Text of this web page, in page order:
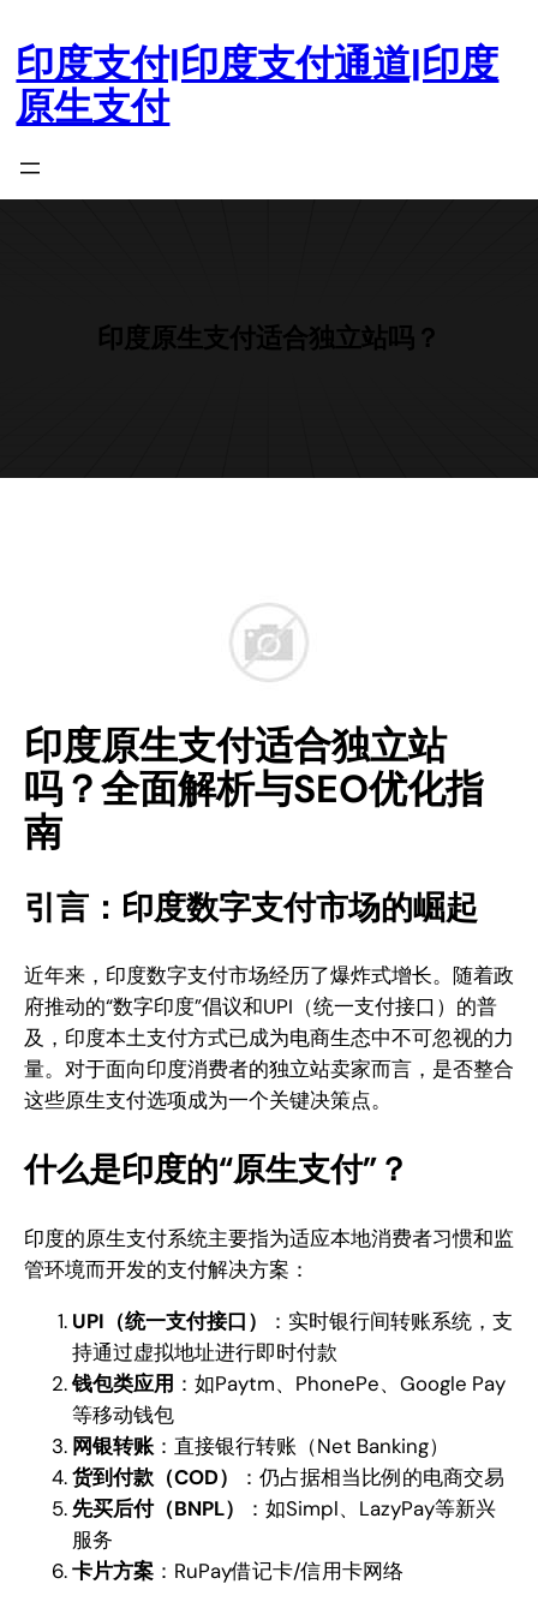
至
内印度支付|印度支付通道|印度
原生支付
印度原生支付适合独立站吗？
印度原生支付适合独立站
吗？全面解析与SEO优化指
南
引言：印度数字支付市场的崛起
近年来，印度数字支付市场经历了爆炸式增长。随着政
府推动的“数字印度”倡议和UPI（统一支付接口）的普
及，印度本土支付方式已成为电商生态中不可忽视的力
量。对于面向印度消费者的独立站卖家而言，是否整合
这些原生支付选项成为一个关键决策点。
什么是印度的“原生支付”？
印度的原生支付系统主要指为适应本地消费者习惯和监
管环境而开发的支付解决方案：
UPI（统一支付接口）
：实时银行间转账系统，支
持通过虚拟地址进行即时付款
钱包类应用 ：如Paytm、PhonePe、Google Pay
等移动钱包
网银转账 ：直接银行转账（Net Banking）
货到付款（COD）
：仍占据相当比例的电商交易
先买后付（BNPL）
：如Simpl、LazyPay等新兴
服务
卡片方案 ：RuPay借记卡/信用卡网络